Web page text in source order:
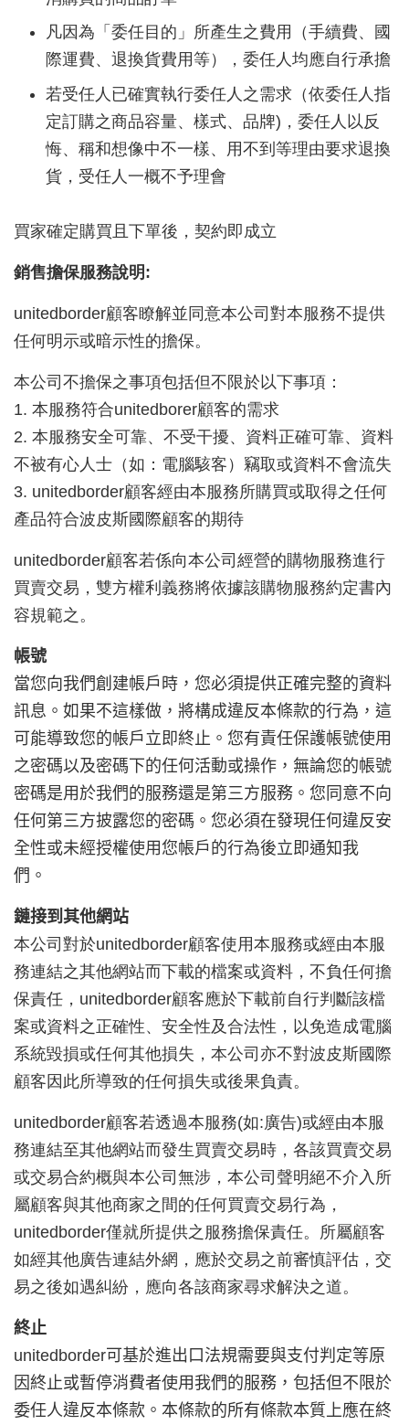
凡因為「委任目的」所產生之費用（手續費、國
際運費、退換貨費用等），委任人均應自行承擔
若受任人已確實執行委任人之需求（依委任人指
定訂購之商品容量、樣式、品牌)，委任人以反
悔、稱和想像中不一樣、用不到等理由要求退換
貨，受任人一概不予理會
買家確定購買且下單後，契約即成立
銷售擔保服務說明:
unitedborder顧客瞭解並同意本公司對本服務不提供
任何明示或暗示性的擔保。
本公司不擔保之事項包括但不限於以下事項：
1. 本服務符合unitedborer顧客的需求
2. 本服務安全可靠、不受干擾、資料正確可靠、資料
不被有心人士（如：電腦駭客）竊取或資料不會流失
3. unitedborder顧客經由本服務所購買或取得之任何
產品符合波皮斯國際顧客的期待
unitedborder顧客若係向本公司經營的購物服務進行
買賣交易，雙方權利義務將依據該購物服務約定書內
容規範之。
帳號
當您向我們創建帳戶時，您必須提供正確完整的資料
訊息。如果不這樣做，將構成違反本條款的行為，這
可能導致您的帳戶立即終止。您有責任保護帳號使用
之密碼以及密碼下的任何活動或操作，無論您的帳號
密碼是用於我們的服務還是第三方服務。您同意不向
任何第三方披露您的密碼。您必須在發現任何違反安
全性或未經授權使用您帳戶的行為後立即通知我
們。
鏈接到其他網站
本公司對於unitedborder顧客使用本服務或經由本服
務連結之其他網站而下載的檔案或資料，不負任何擔
保責任， unitedborder顧客應於下載前自行判斷該檔
案或資料之正確性、安全性及合法性，以免造成電腦
系統毀損或任何其他損失，本公司亦不對波皮斯國際
顧客因此所導致的任何損失或後果負責。
unitedborder顧客若透過本服務(如:廣告)或經由本服
務連結至其他網站而發生買賣交易時，各該買賣交易
或交易合約概與本公司無涉，本公司聲明絕不介入所
屬顧客與其他商家之間的任何買賣交易行為，
unitedborder僅就所提供之服務擔保責任。所屬顧客
如經其他廣告連結外網，應於交易之前審慎評估，交
易之後如遇糾紛，應向各該商家尋求解決之道。
終止
unitedborder可基於進出口法規需要與支付判定等原
因終止或暫停消費者使用我們的服務，包括但不限於
委任人違反本條款。本條款的所有條款本質上應在終